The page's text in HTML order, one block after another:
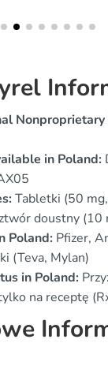
Nonproprietary
in Poland:
Tabletki (50
doustny (10
Poland: Pfizer,
(Teva, Mylan)
in Poland:
na receptę